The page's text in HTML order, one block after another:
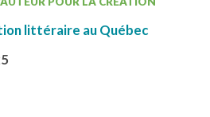
littéraire au Québec